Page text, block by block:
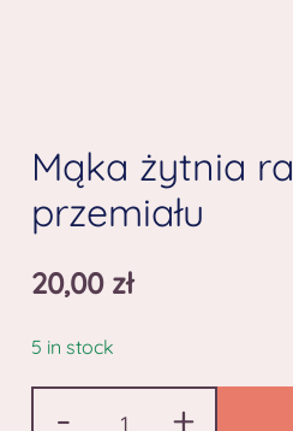
Mąka żytnia
przemiału
20,00 zł
5 in stock
- +